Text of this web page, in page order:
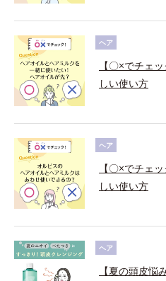
ヘア
【〇×でチェ
しい使い方
ヘア
【〇×でチェ
しい使い方
ヘア
【夏の頭皮悩